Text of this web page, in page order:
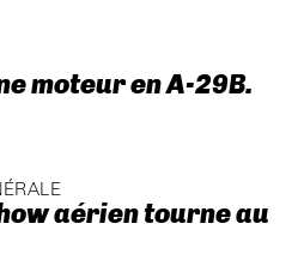
moteur en A-29B.
aérien tourne au